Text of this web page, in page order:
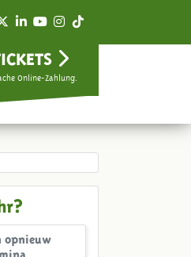
Online-Zahlung.
opnieuw